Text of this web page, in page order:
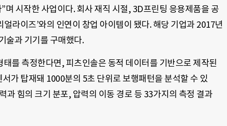
며 시작한 사업이다. 회사 재직 시절, 3D프린팅 응용제품을 공
얼라이즈’와의 인연이 창업 아이템이 됐다. 해당 기업과 2017년
술과 기기를 구매했다.
를 측정한다면, 피츠인솔은 동적 데이터를 기반으로 제작된
가 탑재돼 1000분의 5초 단위로 보행패턴을 분석할 수 있
과 힘의 크기 분포, 압력의 이동 경로 등 33가지의 측정 결과